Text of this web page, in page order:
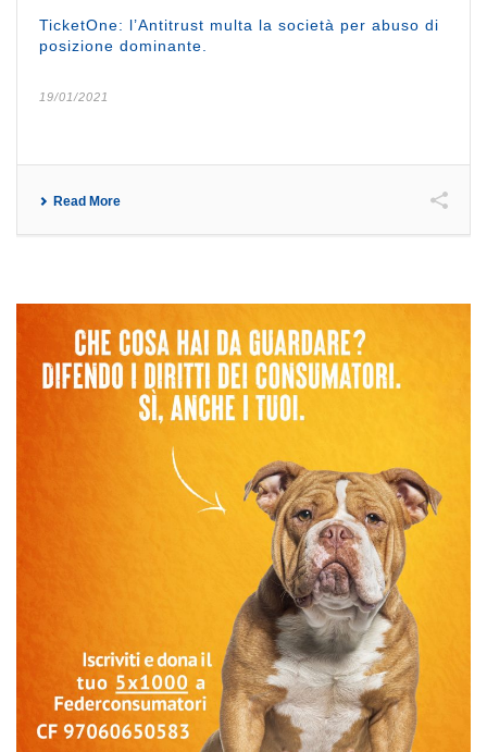
TicketOne: l’Antitrust multa la società per abuso di
posizione dominante.
19/01/2021
Read More